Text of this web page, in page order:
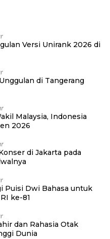
Versi Unirank 2026 di
di Tangerang
Malaysia, Indonesia
2026
di Jakarta pada
Puisi Dwi Bahasa untuk
ke-81
dan Rahasia Otak
Dunia